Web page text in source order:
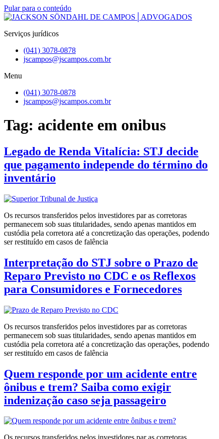
Pular para o conteúdo
Serviços jurídicos
(041) 3078-0878
jscampos@jscampos.com.br
Menu
(041) 3078-0878
jscampos@jscampos.com.br
Tag: acidente em onibus
Legado de Renda Vitalícia: STJ decide
que pagamento independe do término do
inventário
Os recursos transferidos pelos investidores par as corretoras
permanecem sob suas titularidades, sendo apenas mantidos em
custódia pela corretora até a concretização das operações, podendo
ser restituído em casos de falência
Interpretação do STJ sobre o Prazo de
Reparo Previsto no CDC e os Reflexos
para Consumidores e Fornecedores
Os recursos transferidos pelos investidores par as corretoras
permanecem sob suas titularidades, sendo apenas mantidos em
custódia pela corretora até a concretização das operações, podendo
ser restituído em casos de falência
Quem responde por um acidente entre
ônibus e trem? Saiba como exigir
indenização caso seja passageiro